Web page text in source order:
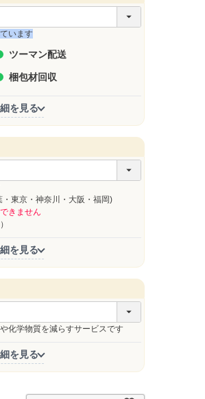
います
ツーマン配送
梱包材回収
を見る
東京・神奈川・大阪・福岡)
きません
を見る
化学物質を減らすサービスです
を見る